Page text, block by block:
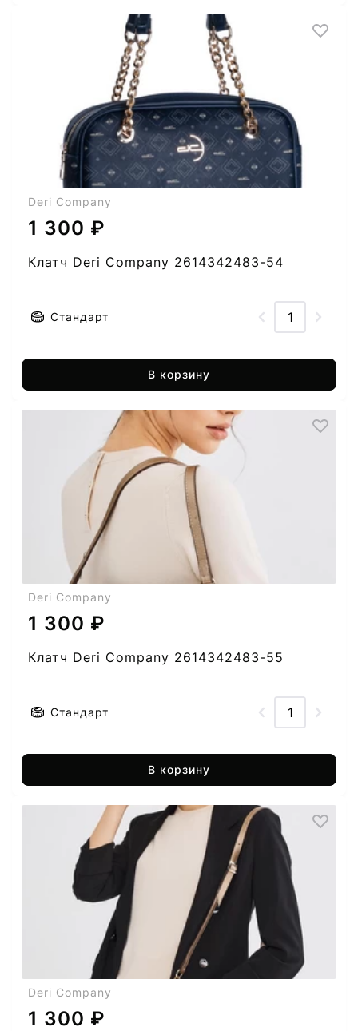
Deri Company
1 300 ₽
Клатч Deri Company 2614342483-54
Стандарт
В корзину
Deri Company
1 300 ₽
Клатч Deri Company 2614342483-55
Стандарт
В корзину
Deri Company
1 300 ₽